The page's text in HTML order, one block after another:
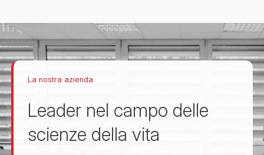
La nostra azienda
Leader nel campo delle
scienze della vita